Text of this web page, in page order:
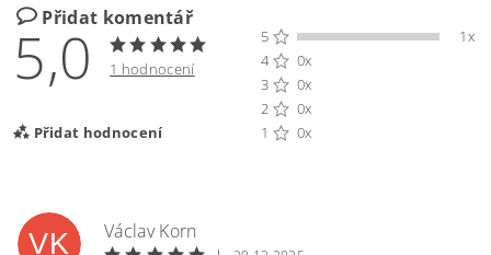
Přidat komentář
5,0 1 hodnocení
Přidat hodnocení
5
1x
4
0x
3
0x
2
0x
1
0x
VK
Václav Korn